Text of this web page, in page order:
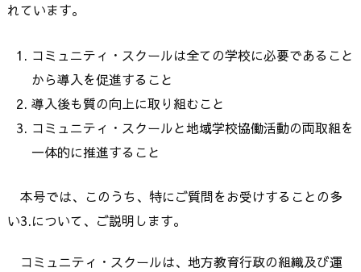
れています。
コミュニティ・スクールは全ての学校に必要であること
から導入を促進すること
導入後も質の向上に取り組むこと
コミュニティ・スクールと地域学校協働活動の両取組を
一体的に推進すること
本号では、このうち、特にご質問をお受けすることの多
い3.について、ご説明します。
コミュニティ・スクールは、地方教育行政の組織及び運